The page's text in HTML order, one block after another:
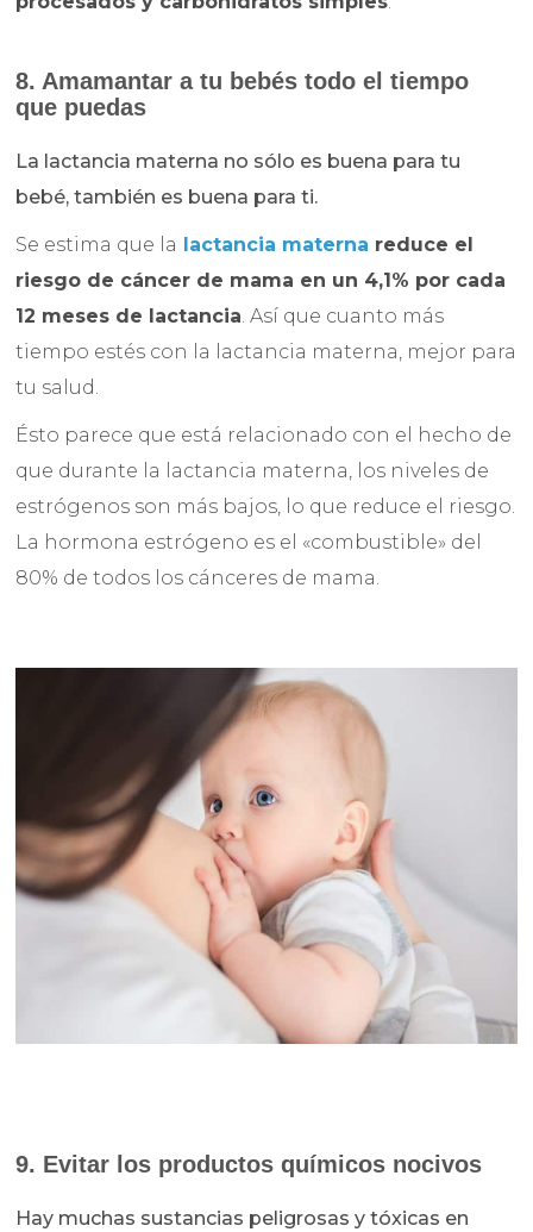
8. Amamantar a tu bebés todo el tiempo
que puedas
La lactancia materna no sólo es buena para tu
bebé, también es buena para ti.
Se estima que la lactancia materna reduce el
riesgo de cáncer de mama en un 4,1% por cada
12 meses de lactancia. Así que cuanto más
tiempo estés con la lactancia materna, mejor para
tu salud.
Ésto parece que está relacionado con el hecho de
que durante la lactancia materna, los niveles de
estrógenos son más bajos, lo que reduce el riesgo.
La hormona estrógeno es el «combustible» del
80% de todos los cánceres de mama.
9. Evitar los productos químicos nocivos
Hay muchas sustancias peligrosas y tóxicas en